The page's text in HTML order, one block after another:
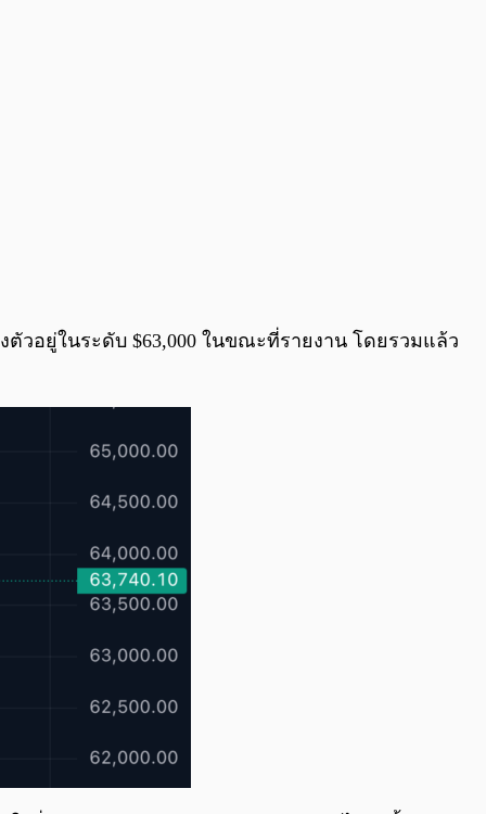
วอยู่ในระดับ $63,000 ในขณะที่รายงาน โดยรวมแล้ว